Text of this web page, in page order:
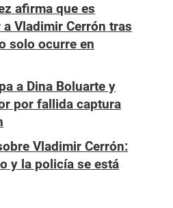
afirma que es
Vladimir Cerrón tras
solo ocurre en
a Dina Boluarte y
por fallida captura
Vladimir Cerrón:
y la policía se está